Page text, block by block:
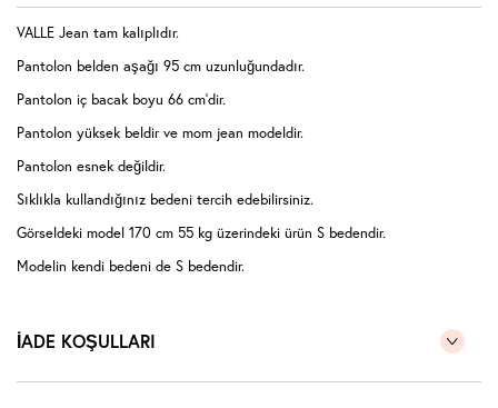
VALLE Jean tam kalıplıdır.
Pantolon belden aşağı 95 cm uzunluğundadır.
Pantolon iç bacak boyu 66 cm'dir.
Pantolon yüksek beldir ve mom jean modeldir.
Pantolon esnek değildir.
Sıklıkla kullandığınız bedeni tercih edebilirsiniz.
Görseldeki model 170 cm 55 kg üzerindeki ürün S bedendir.
Modelin kendi bedeni de S bedendir.
İADE KOŞULLARI